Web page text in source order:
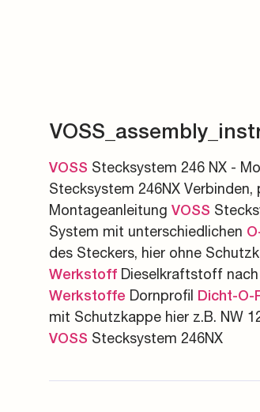
Rund
VOSS Stecksystem 246 NX -
Stecksystem 246NX
Montageanleitung VOSS
System mit unterschiedlichen
des Steckers, hier ohne
Werkstoff Dieselkraftstoff nach
Werkstoffe Dornprofil Dicht-O-
mit Schutzkappe hier z.B. NW
VOSS Stecksystem 246NX